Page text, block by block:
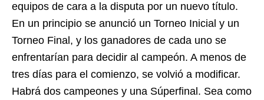
equipos de cara a la disputa por un nuevo título.
En un principio se anunció un Torneo Inicial y un
Torneo Final, y los ganadores de cada uno se
enfrentarían para decidir al campeón. A menos de
tres días para el comienzo, se volvió a modificar.
Habrá dos campeones y una Súperfinal. Sea como